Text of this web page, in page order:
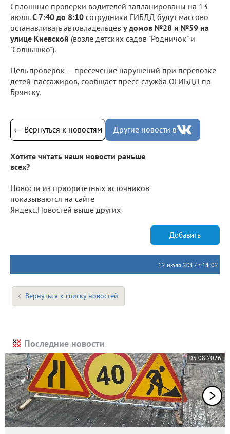
Сплошные проверки водителей запланированы на 13
июля.С 7:40 до 8:10 сотрудники ГИБДД будут массово
останавливать автовладельцев у домов №28 и №59 на
улице Киевской (возле детских садов "Родничок" и
"Солнышко").
Цель проверок — пресечение нарушений при перевозке
детей-пассажиров, сообщает пресс-служба ОГИБДД по
Брянску.
← Вернуться к новостям Другие новости в
Хотите читать наши новости раньше
всех?
Новости из приоритетных источников
показываются на сайте
Яндекс.Новостей выше других
Добавить
12 июля 2017 г. 11:02
Вернуться к списку новостей
Последние новости
05.08.2026